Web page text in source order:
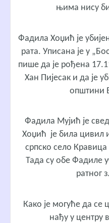
њима нису
Фадила Хоџић је
рата. Уписана је у
пише да је рођена
Хан Пијесак и да је
општини
Фадила Мујић је
Хоџић је била цивил
српско село
Тада су обе Фадиле
ратног
Како је могуће да се
нађу у центру